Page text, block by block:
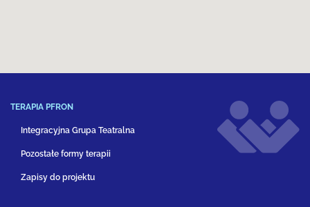
TERAPIA PFRON
Integracyjna Grupa Teatralna
Pozostałe formy terapii
Zapisy do projektu